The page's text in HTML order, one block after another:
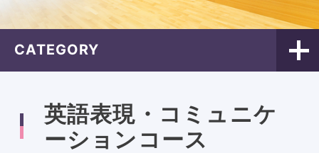
CATEGORY
英語表現・コミュニケ
ーションコース